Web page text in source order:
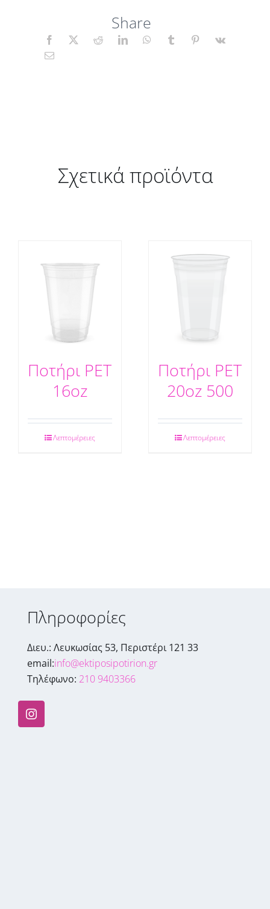
Share
Σχετικά προϊόντα
Ποτήρι PET
16oz
Λεπτομέρειες
Ποτήρι PET
20oz 500
Λεπτομέρειες
Πληροφορίες
Διευ.: Λευκωσίας 53, Περιστέρι 121 33
email:info@ektiposipotirion.gr
Τηλέφωνο: 210 9403366